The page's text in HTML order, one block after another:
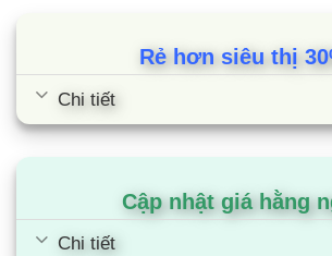
Rẻ hơn siêu thị
Chi tiết
Cập nhật giá hằng
Chi tiết